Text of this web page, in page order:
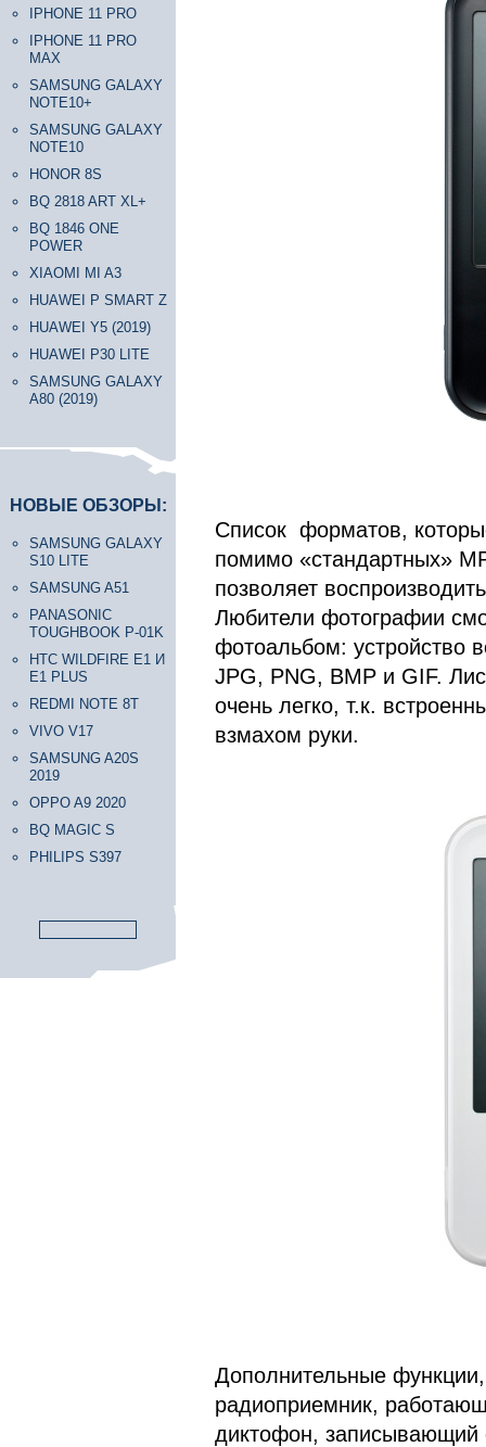
IPHONE 11 PRO
IPHONE 11 PRO
MAX
SAMSUNG GALAXY
NOTE10+
SAMSUNG GALAXY
NOTE10
HONOR 8S
BQ 2818 ART XL+
BQ 1846 ONE
POWER
XIAOMI MI A3
HUAWEI P SMART Z
HUAWEI Y5 (2019)
HUAWEI P30 LITE
SAMSUNG GALAXY
A80 (2019)
НОВЫЕ ОБЗОРЫ:
SAMSUNG GALAXY
S10 LITE
SAMSUNG A51
PANASONIC
TOUGHBOOK P-01K
HTC WILDFIRE E1 И
E1 PLUS
REDMI NOTE 8T
VIVO V17
SAMSUNG A20S
2019
OPPO A9 2020
BQ MAGIC S
PHILIPS S397
Список форматов,
помимо «стандартных»
позволяет
Любители фотографии
фотоальбом: устройство
JPG, PNG, BMP и GIF.
очень легко, т.к.
взмахом руки.
Дополнительные
радиоприемник,
диктофон,